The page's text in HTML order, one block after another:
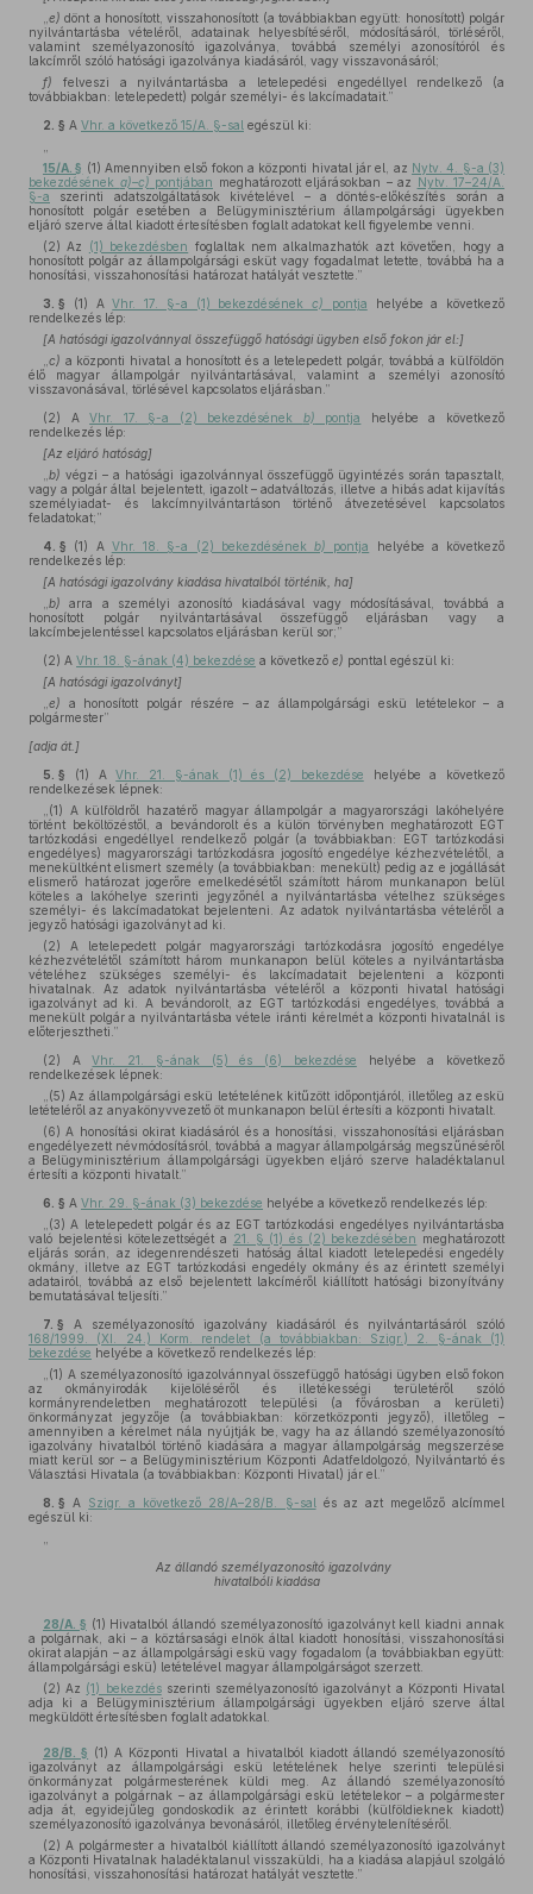
e) dönt a honosított, visszahonosított (a továbbiakban együtt: honosított) polgár
nyilvántartásba vételéről, adatainak helyesbítéséről, módosításáról, törléséről,
valamint személyazonosító igazolványa, továbbá személyi azonosítóról és
lakcímről szóló hatósági igazolványa kiadásáról, vagy visszavonásáról;
f) felveszi a nyilvántartásba a letelepedési engedéllyel rendelkező (a
továbbiakban: letelepedett) polgár személyi- és lakcímadatait.”
2. § A Vhr. a következő 15/A. §-sal egészül ki:
15/A. § (1) Amennyiben első fokon a központi hivatal jár el, az Nytv. 4. §-a (3)
bekezdésének a)–c) pontjában meghatározott eljárásokban – az Nytv. 17–24/A.
§-a szerinti adatszolgáltatások kivételével – a döntés-előkészítés során a
honosított polgár esetében a Belügyminisztérium állampolgársági ügyekben
eljáró szerve által kiadott értesítésben foglalt adatokat kell figyelembe venni.
(2) Az (1) bekezdésben foglaltak nem alkalmazhatók azt követően, hogy a
honosított polgár az állampolgársági esküt vagy fogadalmat letette, továbbá ha a
honosítási, visszahonosítási határozat hatályát vesztette.”
3. § (1) AVhr. 17. §-a (1) bekezdésének c) pontja helyébe a következő
rendelkezés lép:
[A hatósági igazolvánnyal összefüggő hatósági ügyben első fokon jár el:]
c) a központi hivatal a honosított és a letelepedett polgár, továbbá a külföldön
élő magyar állampolgár nyilvántartásával, valamint a személyi azonosító
visszavonásával, törlésével kapcsolatos eljárásban.”
(2) AVhr. 17. §-a (2) bekezdésének b) pontja
helyébe a következő
rendelkezés lép:
[Az eljáró hatóság]
b) végzi – a hatósági igazolvánnyal összefüggő ügyintézés során tapasztalt,
vagy a polgár által bejelentett, igazolt – adatváltozás, illetve a hibás adat kijavítás
személyiadat- és lakcímnyilvántartáson történő átvezetésével kapcsolatos
feladatokat;”
4. § (1) A Vhr. 18. §-a (2) bekezdésének b) pontja
helyébe a következő
rendelkezés lép:
[A hatósági igazolvány kiadása hivatalból történik, ha]
b) arra a személyi azonosító kiadásával vagy módosításával, továbbá a
honosított polgár nyilvántartásával összefüggő eljárásban vagy a
lakcímbejelentéssel kapcsolatos eljárásban kerül sor;”
(2) A Vhr. 18. §-ának (4) bekezdése a következő e) ponttal egészül ki:
[A hatósági igazolványt]
e) a honosított polgár részére – az állampolgársági eskü letételekor – a
polgármester”
[adja át.]
5. § (1) AVhr. 21. §-ának (1) és (2) bekezdése helyébe a következő
rendelkezések lépnek:
„(1) A külföldről hazatérő magyar állampolgár a magyarországi lakóhelyére
történt beköltözéstől, a bevándorolt és a külön törvényben meghatározott EGT
tartózkodási engedéllyel rendelkező polgár (a továbbiakban: EGT tartózkodási
engedélyes) magyarországi tartózkodásra jogosító engedélye kézhezvételétől, a
menekültként elismert személy (a továbbiakban: menekült) pedig az e jogállását
elismerő határozat jogerőre emelkedésétől számított három munkanapon belül
köteles a lakóhelye szerinti jegyzőnél a nyilvántartásba vételhez szükséges
személyi- és lakcímadatokat bejelenteni. Az adatok nyilvántartásba vételéről a
jegyző hatósági igazolványt ad ki.
(2) A letelepedett polgár magyarországi tartózkodásra jogosító engedélye
kézhezvételétől számított három munkanapon belül köteles a nyilvántartásba
vételéhez szükséges személyi- és lakcímadatait bejelenteni a központi
hivatalnak. Az adatok nyilvántartásba vételéről a központi hivatal hatósági
igazolványt ad ki. A bevándorolt, az EGT tartózkodási engedélyes, továbbá a
menekült polgár a nyilvántartásba vétele iránti kérelmét a központi hivatalnál is
előterjesztheti.”
(2) AVhr. 21. §-ának (5) és (6) bekezdése helyébe a következő
rendelkezések lépnek:
„(5) Az állampolgársági eskü letételének kitűzött időpontjáról, illetőleg az eskü
letételéről az anyakönyvvezető öt munkanapon belül értesíti a központi hivatalt.
(6) A honosítási okirat kiadásáról és a honosítási, visszahonosítási eljárásban
engedélyezett névmódosításról, továbbá a magyar állampolgárság megszűnéséről
a Belügyminisztérium állampolgársági ügyekben eljáró szerve haladéktalanul
értesíti a központi hivatalt.”
6. § A Vhr. 29. §-ának (3) bekezdése helyébe a következő rendelkezés lép:
„(3) A letelepedett polgár és az EGT tartózkodási engedélyes nyilvántartásba
való bejelentési kötelezettségét a 21. § (1) és (2) bekezdésében meghatározott
eljárás során, az idegenrendészeti hatóság által kiadott letelepedési engedély
okmány, illetve az EGT tartózkodási engedély okmány és az érintett személyi
adatairól, továbbá az első bejelentett lakcíméről kiállított hatósági bizonyítvány
bemutatásával teljesíti.”
7. § A személyazonosító igazolvány kiadásáról és nyilvántartásáról szóló
168/1999. (XI. 24.) Korm. rendelet (a továbbiakban: Szigr.) 2. §-ának (1)
bekezdése helyébe a következő rendelkezés lép:
„(1) A személyazonosító igazolvánnyal összefüggő hatósági ügyben első fokon
az okmányirodák kijelöléséről és illetékességi területéről szóló
kormányrendeletben meghatározott települési (a fővárosban a kerületi)
önkormányzat jegyzője (a továbbiakban: körzetközponti jegyző), illetőleg –
amennyiben a kérelmet nála nyújtják be, vagy ha az állandó személyazonosító
igazolvány hivatalból történő kiadására a magyar állampolgárság megszerzése
miatt kerül sor – a Belügyminisztérium Központi Adatfeldolgozó, Nyilvántartó és
Választási Hivatala (a továbbiakban: Központi Hivatal) jár el.”
8. § A Szigr. a következő 28/A–28/B. §-sal és az azt megelőző alcímmel
egészül ki:
Az állandó személyazonosító igazolvány
hivatalbóli kiadása
28/A. § (1) Hivatalból állandó személyazonosító igazolványt kell kiadni annak
a polgárnak, aki – a köztársasági elnök által kiadott honosítási, visszahonosítási
okirat alapján – az állampolgársági eskü vagy fogadalom (a továbbiakban együtt:
állampolgársági eskü) letételével magyar állampolgárságot szerzett.
(2) Az (1) bekezdésszerinti személyazonosító igazolványt a Központi Hivatal
adja ki a Belügyminisztérium állampolgársági ügyekben eljáró szerve által
megküldött értesítésben foglalt adatokkal.
28/B. § (1) A Központi Hivatal a hivatalból kiadott állandó személyazonosító
igazolványt az állampolgársági eskü letételének helye szerinti települési
önkormányzat polgármesterének küldi meg. Az állandó személyazonosító
igazolványt a polgárnak – az állampolgársági eskü letételekor – a polgármester
adja át, egyidejűleg gondoskodik az érintett korábbi (külföldieknek kiadott)
személyazonosító igazolványa bevonásáról, illetőleg érvénytelenítéséről.
(2) A polgármester a hivatalból kiállított állandó személyazonosító igazolványt
a Központi Hivatalnak haladéktalanul visszaküldi, ha a kiadása alapjául szolgáló
honosítási, visszahonosítási határozat hatályát vesztette.”